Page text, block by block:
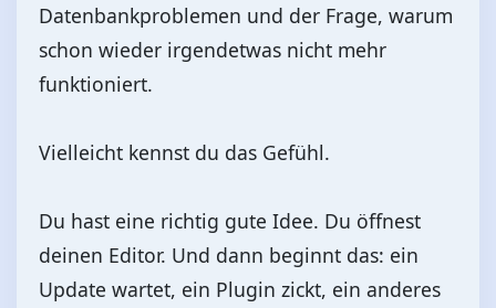
Datenbankproblemen und der Frage, warum
schon wieder irgendetwas nicht mehr
funktioniert.
Vielleicht kennst du das Gefühl.
Du hast eine richtig gute Idee. Du öffnest
deinen Editor. Und dann beginnt das: ein
Update wartet, ein Plugin zickt, ein anderes